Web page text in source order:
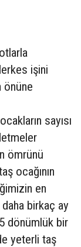
işini
önüne
sayısı
ömrünü
ocağının
en
birkaç ay
dönümlük bir
yeterli taş